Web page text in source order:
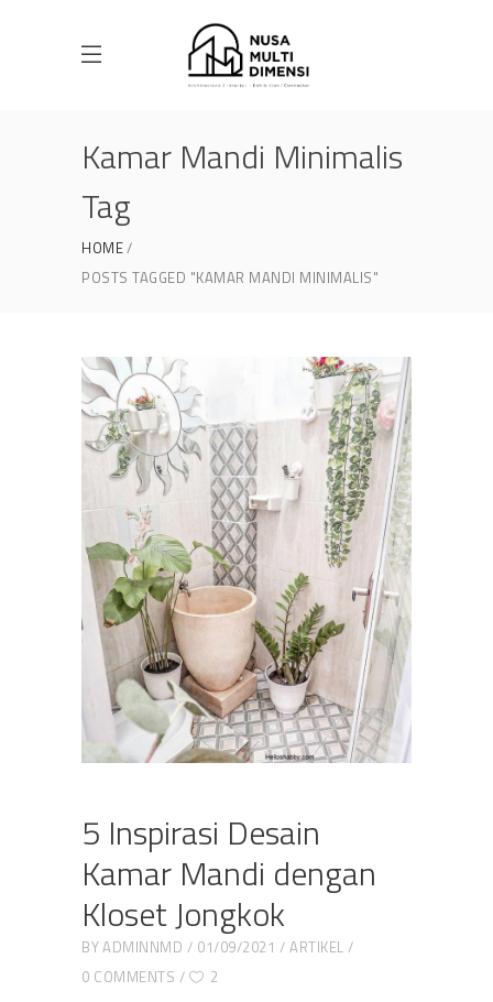
Kamar Mandi Minimalis
Tag
HOME
POSTS TAGGED "KAMAR MANDI MINIMALIS"
5 Inspirasi Desain
Kamar Mandi dengan
Kloset Jongkok
BYADMINNMD 01/09/2021
ARTIKEL
0 COMMENTS
2